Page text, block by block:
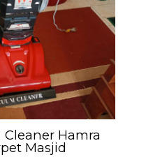
Hamra
Masjid